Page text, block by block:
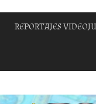
REPORTAJES